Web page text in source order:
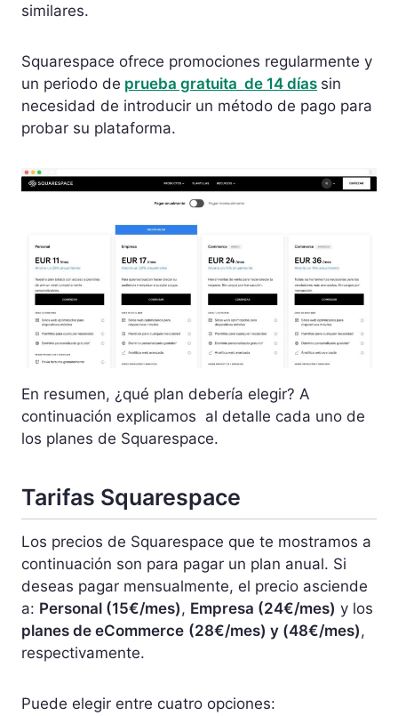
similares.
Squarespace ofrece promociones regularmente y
un periodo de prueba gratuita de 14 días sin
necesidad de introducir un método de pago para
probar su plataforma.
En resumen, ¿qué plan debería elegir? A
continuación explicamos al detalle cada uno de
los planes de Squarespace.
Tarifas Squarespace
Los precios de Squarespace que te mostramos a
continuación son para pagar un plan anual. Si
deseas pagar mensualmente, el precio asciende
a: Personal (15€/mes), Empresa (24€/mes) y los
planes de eCommerce (28€/mes) y (48€/mes),
respectivamente.
Puede elegir entre cuatro opciones: